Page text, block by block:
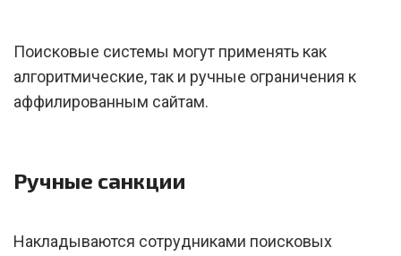
Поисковые системы могут применять как
алгоритмические, так и ручные ограничения к
аффилированным сайтам.
Ручные санкции
Накладываются сотрудниками поисковых